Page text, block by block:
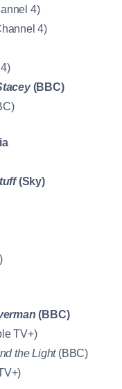
4)
4)
(BBC)
(Sky)
(BBC)
TV+)
the Light(BBC)